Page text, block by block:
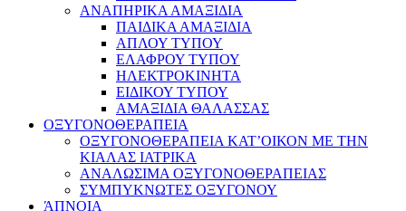
ΑΝΑΠΗΡΙΚΑ ΑΜΑΞΙΔΙΑ
ΠΑΙΔΙΚΑ ΑΜΑΞΙΔΙΑ
ΑΠΛΟΥ ΤΥΠΟΥ
ΕΛΑΦΡΟΥ ΤΥΠΟΥ
ΗΛΕΚΤΡΟΚΙΝΗΤΑ
ΕΙΔΙΚΟΥ ΤΥΠΟΥ
ΑΜΑΞΙΔΙΑ ΘΑΛΑΣΣΑΣ
ΟΞΥΓΟΝΟΘΕΡΑΠΕΙΑ
ΟΞΥΓΟΝΟΘΕΡΑΠΕΙΑ ΚΑΤ’ΟΙΚΟΝ ΜΕ ΤΗΝ
ΚΙΑΛΑΣ ΙΑΤΡΙΚΑ
ΑΝΑΛΩΣΙΜΑ ΟΞΥΓΟΝΟΘΕΡΑΠΕΙΑΣ
ΣΥΜΠΥΚΝΩΤΕΣ ΟΞΥΓΟΝΟΥ
ΆΠΝΟΙΑ